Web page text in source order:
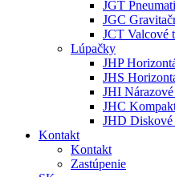
JGT
JGC
JCT Valcové
Lúpačky
JHP
JHS
JHI
JHC
JHD
Kontakt
Kontakt
Zastúpenie